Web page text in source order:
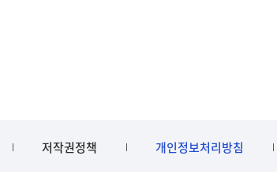
저작권정책 개인정보처리방침